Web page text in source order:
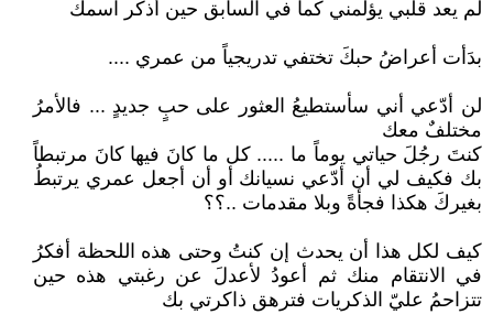
لم يعد قلبي يؤلمني كما في السابق حين أذكر اسمك
بدَأت أعراضُ حبكَ تختفي تدريجياً من عمري ....
لن أدّعي أني سأستطيعُ العثور على حبٍ جديدٍ ... فالأمرُ
مختلفٌ معك
كنتَ رجُلَ حياتي يوماً ما ..... كل ما كانَ فيها كانَ مرتبطاً
بك فكيف لي أن أدّعي نسيانك أو أن أجعل عمري يرتبطُ
بغيركَ هكذا فجأةً وبلا مقدمات ..؟؟
كيف لكل هذا أن يحدث إن كنتُ وحتى هذه اللحظة أفكرُ
في الانتقام منك ثم أعودُ لأعدلَ عن رغبتي هذه حين
تتزاحمُ عليّ الذكريات فترهق ذاكرتي بك